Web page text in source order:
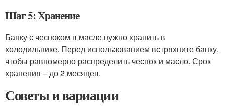
Шаг 5: Хранение
Банку с чесноком в масле нужно хранить в
холодильнике. Перед использованием встряхните банку,
чтобы равномерно распределить чеснок и масло. Срок
хранения – до 2 месяцев.
Советы и вариации